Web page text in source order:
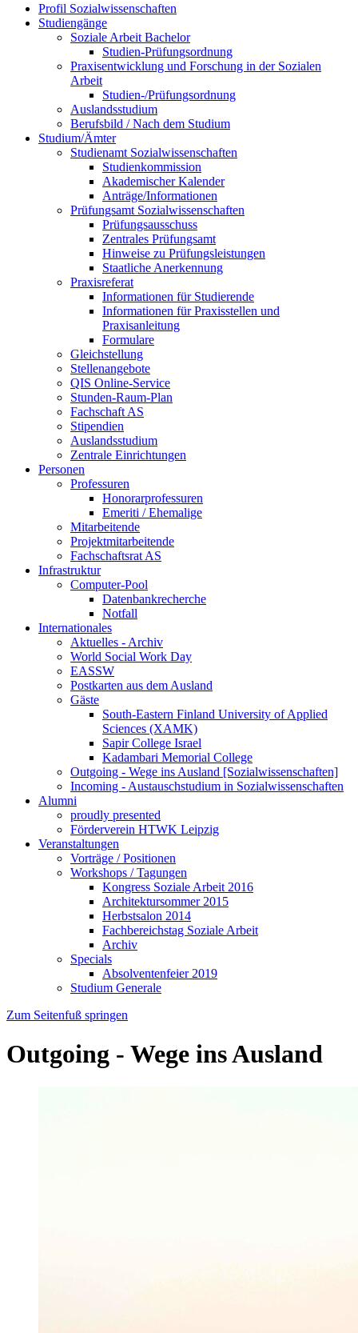
Profil Sozialwissenschaften
Studiengänge
Soziale Arbeit Bachelor
Studien-Prüfungsordnung
Praxisentwicklung und Forschung in der Sozialen
Arbeit
Studien-/Prüfungsordnung
Auslandsstudium
Berufsbild / Nach dem Studium
Studium/Ämter
Studienamt Sozialwissenschaften
Studienkommission
Akademischer Kalender
Anträge/Informationen
Prüfungsamt Sozialwissenschaften
Prüfungsausschuss
Zentrales Prüfungsamt
Hinweise zu Prüfungsleistungen
Staatliche Anerkennung
Praxisreferat
Informationen für Studierende
Informationen für Praxisstellen und
Praxisanleitung
Formulare
Gleichstellung
Stellenangebote
QIS Online-Service
Stunden-Raum-Plan
Fachschaft AS
Stipendien
Auslandsstudium
Zentrale Einrichtungen
Personen
Professuren
Honorarprofessuren
Emeriti / Ehemalige
Mitarbeitende
Projektmitarbeitende
Fachschaftsrat AS
Infrastruktur
Computer-Pool
Datenbankrecherche
Notfall
Internationales
Aktuelles - Archiv
World Social Work Day
EASSW
Postkarten aus dem Ausland
Gäste
South-Eastern Finland University of Applied
Sciences (XAMK)
Sapir College Israel
Kadambari Memorial College
Outgoing - Wege ins Ausland [Sozialwissenschaften]
Incoming - Austauschstudium in Sozialwissenschaften
Alumni
proudly presented
Förderverein HTWK Leipzig
Veranstaltungen
Vorträge / Positionen
Workshops / Tagungen
Kongress Soziale Arbeit 2016
Architektursommer 2015
Herbstsalon 2014
Fachbereichstag Soziale Arbeit
Archiv
Specials
Absolventenfeier 2019
Studium Generale
Zum Seitenfuß springen
Outgoing - Wege ins Ausland